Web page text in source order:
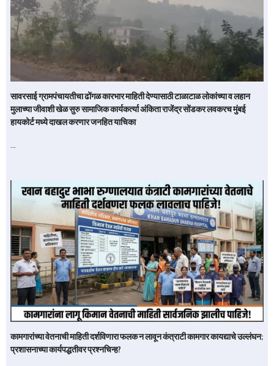
सावरसाई ग्रामपंचायतीचा ढोंगळ कारभार माहिती देण्यासाठी टाळाटाळ लोकांच्या व लहान
मुलाच्या जीवाशी खेळ सुरु सामाजिक कार्यकर्त्या अंकिता राजेंद्र सोंडकर लवकरच मुंबई
हायकोर्ट मध्ये दाखल करणार जनहित याचिका
…
कामगारांच्या वेतनाची माहिती दर्शविणारा फलक न लावून कंत्राटी कामगार कायद्याचे उल्लंघन;
प्रशासनाच्या कार्यपद्धतीवर प्रश्नचिन्ह?